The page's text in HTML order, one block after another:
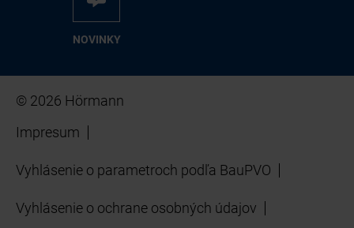
NO­VIN­KY
© 2026 Hörmann
Impresum
Vyhlásenie o parametroch podľa BauPVO
Vyhlásenie o ochrane osobných údajov